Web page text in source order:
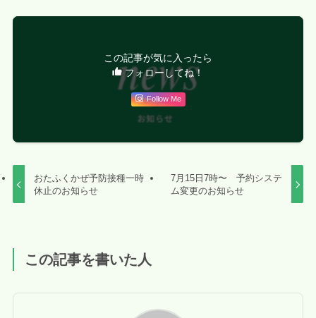
この記事が気に入ったら
フォローしてね！
Follow Me
おたふくかぜ予防接種一時
休止のお知らせ
7月15日7時〜 予約システ
ム変更のお知らせ
この記事を書いた人